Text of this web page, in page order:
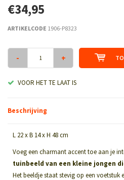
€34,95
ARTIKELCODE 1906-P8323
- +
VOOR HET TE LAAT IS
Beschrijving
L 22 x B 14 x H 48 cm
Voeg een charmant accent toe aan je
tuinbeeld van een kleine jongen
Het beeldje staat stevig op een voetstuk